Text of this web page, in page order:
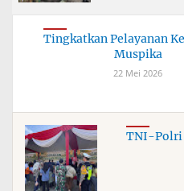
Tingkatkan Pelayanan
Muspika
22 Mei 2026
TNI-Polri